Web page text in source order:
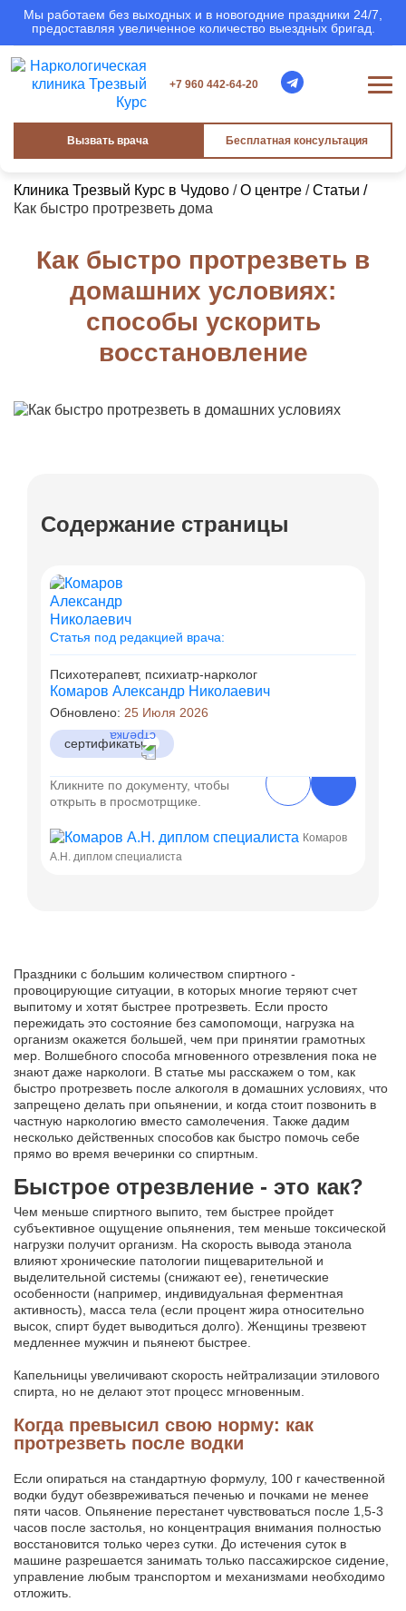
Мы работаем без выходных и в новогодние праздники 24/7,
предоставляя увеличенное количество выездных бригад.
+7 960 442-64-20
Вызвать врача Бесплатная консультация
Клиника Трезвый Курс в Чудово /О центре /Статьи /
Как быстро протрезветь дома
Как быстро протрезветь в
домашних условиях:
способы ускорить
восстановление
Содержание страницы
Статья под редакцией врача:
Психотерапевт, психиатр-нарколог
Комаров Александр Николаевич
Обновлено: 25 Июля 2026
сертификаты
Кликните по документу, чтобы
открыть в просмотрщике.
Комаров
А.Н. диплом специалиста
Праздники с большим количеством спиртного -
провоцирующие ситуации, в которых многие теряют счет
выпитому и хотят быстрее протрезветь. Если просто
пережидать это состояние без самопомощи, нагрузка на
организм окажется большей, чем при принятии грамотных
мер. Волшебного способа мгновенного отрезвления пока не
знают даже наркологи. В статье мы расскажем о том, как
быстро протрезветь после алкоголя в домашних условиях, что
запрещено делать при опьянении, и когда стоит позвонить в
частную наркологию вместо самолечения. Также дадим
несколько действенных способов как быстро помочь себе
прямо во время вечеринки со спиртным.
Быстрое отрезвление - это как?
Чем меньше спиртного выпито, тем быстрее пройдет
субъективное ощущение опьянения, тем меньше токсической
нагрузки получит организм. На скорость вывода этанола
влияют хронические патологии пищеварительной и
выделительной системы (снижают ее), генетические
особенности (например, индивидуальная ферментная
активность), масса тела (если процент жира относительно
высок, спирт будет выводиться долго). Женщины трезвеют
медленнее мужчин и пьянеют быстрее.
Капельницы увеличивают скорость нейтрализации этилового
спирта, но не делают этот процесс мгновенным.
Когда превысил свою норму: как
протрезветь после водки
Если опираться на стандартную формулу, 100 г качественной
водки будут обезвреживаться печенью и почками не менее
пяти часов. Опьянение перестанет чувствоваться после 1,5-3
часов после застолья, но концентрация внимания полностью
восстановится только через сутки. До истечения суток в
машине разрешается занимать только пассажирское сидение,
управление любым транспортом и механизмами необходимо
отложить.